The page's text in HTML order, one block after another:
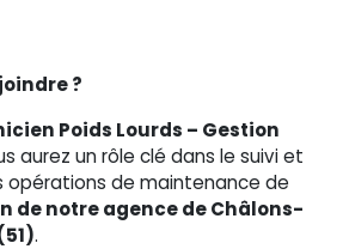
?
Poids Lourds – Gestion
aurez un rôle clé dans le suivi et
opérations de maintenance de
de notre agence de Châlons-
.